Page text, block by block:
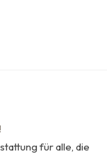
für alle, die